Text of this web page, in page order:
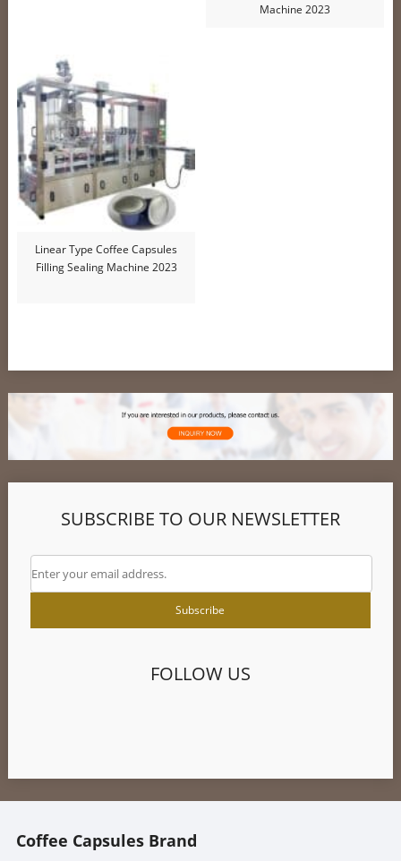
Machine 2023
Linear Type Coffee Capsules
Filling Sealing Machine 2023
SUBSCRIBE TO OUR NEWSLETTER
FOLLOW US
Coffee Capsules Brand